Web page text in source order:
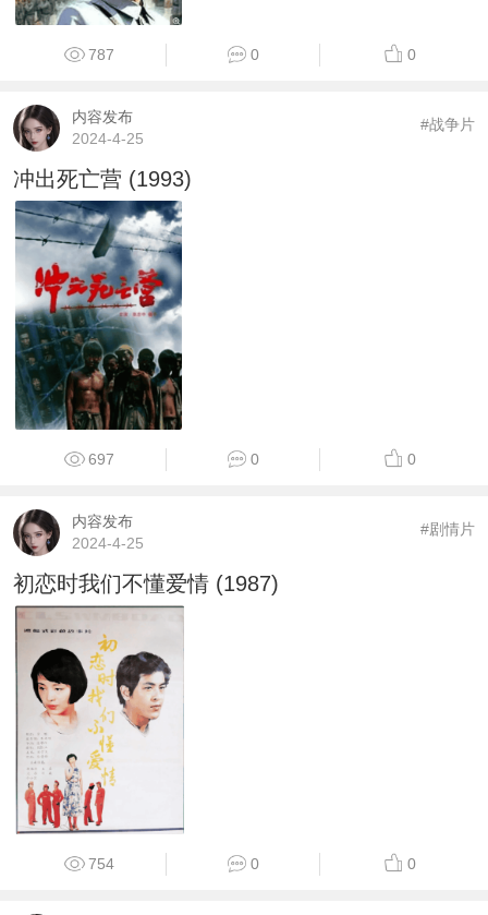
787 0 0
内容发布
2024-4-25
#战争片
冲出死亡营 (1993)
697 0 0
内容发布
2024-4-25
#剧情片
初恋时我们不懂爱情 (1987)
754 0 0